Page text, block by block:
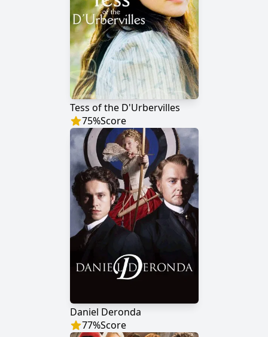
Tess of the D'Urbervilles
75%Score
Daniel Deronda
77%Score